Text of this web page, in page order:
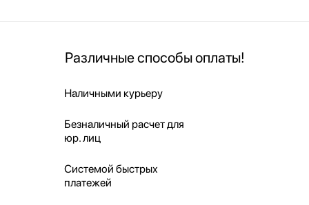
Различные способы оплаты!
Наличными курьеру
Безналичный расчет для
юр. лиц
Системой быстрых
платежей